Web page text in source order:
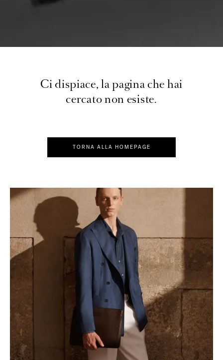
Ci dispiace, la pagina che hai
cercato non esiste.
TORNA ALLA HOMEPAGE